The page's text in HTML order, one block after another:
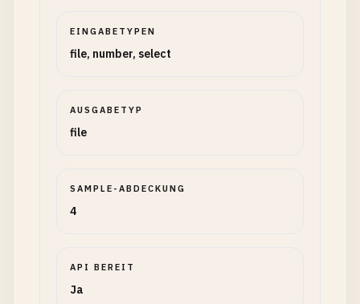
EINGABETYPEN
file, number, select
AUSGABETYP
file
SAMPLE-ABDECKUNG
4
API BEREIT
Ja